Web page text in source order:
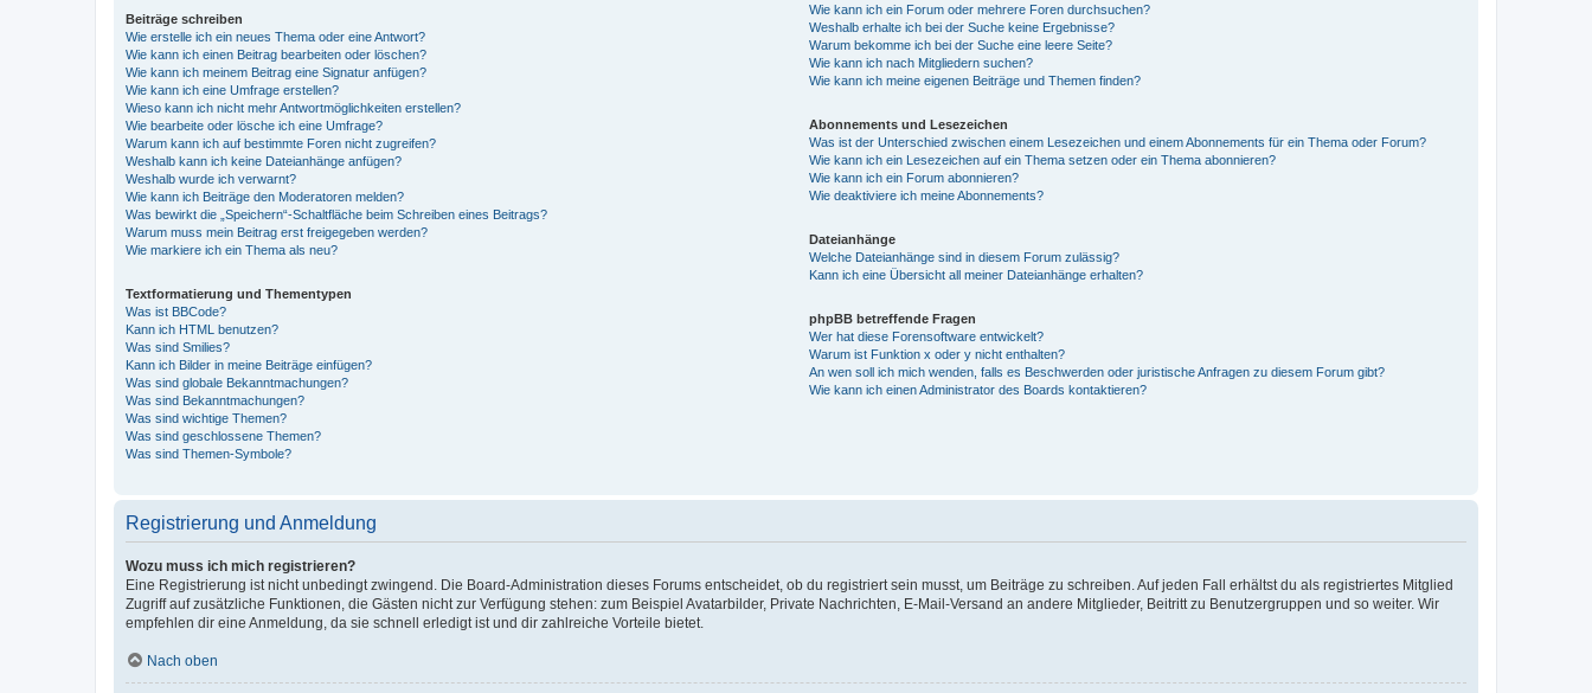
Beiträge schreiben
Wie erstelle ich ein neues Thema oder eine Antwort?
Wie kann ich einen Beitrag bearbeiten oder löschen?
Wie kann ich meinem Beitrag eine Signatur anfügen?
Wie kann ich eine Umfrage erstellen?
Wieso kann ich nicht mehr Antwortmöglichkeiten erstellen?
Wie bearbeite oder lösche ich eine Umfrage?
Warum kann ich auf bestimmte Foren nicht zugreifen?
Weshalb kann ich keine Dateianhänge anfügen?
Weshalb wurde ich verwarnt?
Wie kann ich Beiträge den Moderatoren melden?
Was bewirkt die „Speichern“-Schaltfläche beim Schreiben eines Beitrags?
Warum muss mein Beitrag erst freigegeben werden?
Wie markiere ich ein Thema als neu?
Textformatierung und Thementypen
Was ist BBCode?
Kann ich HTML benutzen?
Was sind Smilies?
Kann ich Bilder in meine Beiträge einfügen?
Was sind globale Bekanntmachungen?
Was sind Bekanntmachungen?
Was sind wichtige Themen?
Was sind geschlossene Themen?
Was sind Themen-Symbole?
Wie kann ich ein Forum oder mehrere Foren durchsuchen?
Weshalb erhalte ich bei der Suche keine Ergebnisse?
Warum bekomme ich bei der Suche eine leere Seite?
Wie kann ich nach Mitgliedern suchen?
Wie kann ich meine eigenen Beiträge und Themen finden?
Abonnements und Lesezeichen
Was ist der Unterschied zwischen einem Lesezeichen und einem Abonnements für ein Thema oder Forum?
Wie kann ich ein Lesezeichen auf ein Thema setzen oder ein Thema abonnieren?
Wie kann ich ein Forum abonnieren?
Wie deaktiviere ich meine Abonnements?
Dateianhänge
Welche Dateianhänge sind in diesem Forum zulässig?
Kann ich eine Übersicht all meiner Dateianhänge erhalten?
phpBB betreffende Fragen
Wer hat diese Forensoftware entwickelt?
Warum ist Funktion x oder y nicht enthalten?
An wen soll ich mich wenden, falls es Beschwerden oder juristische Anfragen zu diesem Forum gibt?
Wie kann ich einen Administrator des Boards kontaktieren?
Registrierung und Anmeldung
Wozu muss ich mich registrieren?
Eine Registrierung ist nicht unbedingt zwingend. Die Board-Administration dieses Forums entscheidet, ob du registriert sein musst, um Beiträge zu schreiben. Auf jeden Fall erhältst du als registriertes Mitglied
Zugriff auf zusätzliche Funktionen, die Gästen nicht zur Verfügung stehen: zum Beispiel Avatarbilder, Private Nachrichten, E-Mail-Versand an andere Mitglieder, Beitritt zu Benutzergruppen und so weiter. Wir
empfehlen dir eine Anmeldung, da sie schnell erledigt ist und dir zahlreiche Vorteile bietet.
Nach oben